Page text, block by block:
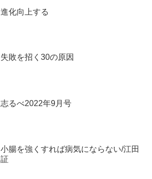
進化向上する
失敗を招く30の原因
志るべ2022年9月号
小腸を強くすれば病気にならない/江田
証